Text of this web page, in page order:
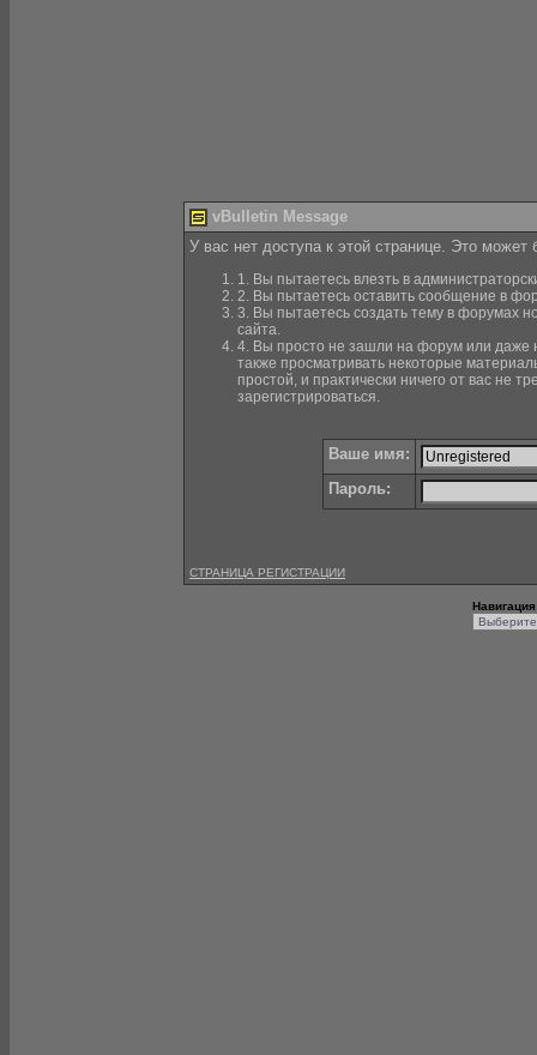
vBulletin Message
У вас нет доступа к этой странице. Это
1. Вы пытаетесь влезть в
2. Вы пытаетесь оставить сообщение в
3. Вы пытаетесь создать тему в форумах
сайта.
4. Вы просто не зашли на форум или даже
также просматривать некоторые
простой, и практически ничего от вас не
зарегистрироваться.
Ваше имя:
Пароль:
СТРАНИЦА РЕГИСТРАЦИИ